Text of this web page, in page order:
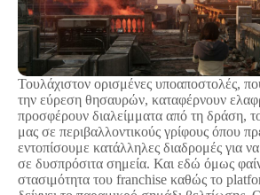
Τουλάχιστον ορισμένες υποαποστολές,
την εύρεση θησαυρών, καταφέρνουν
προσφέρουν διαλείμματα από τη δράση,
μας σε περιβαλλοντικούς γρίφους όπου
εντοπίσουμε κατάλληλες διαδρομές για
σε δυσπρόσιτα σημεία. Και εδώ όμως
στασιμότητα του franchise καθώς το